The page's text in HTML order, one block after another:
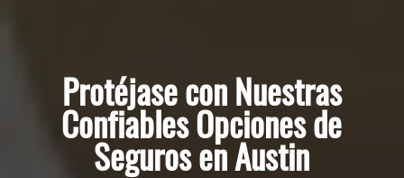
Protéjase con Nuestras
Confiables Opciones de
Seguros en Austin